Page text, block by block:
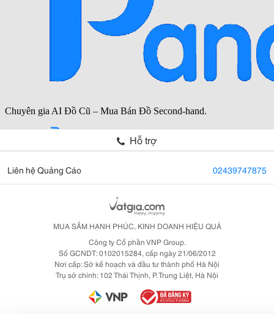
Hỗ trợ
Liên hệ Quảng Cáo 02439747875
MUA SẮM HẠNH PHÚC, KINH DOANH HIỆU QUẢ
Công ty Cổ phần VNP Group.
Số GCNDT: 0102015284, cấp ngày 21/06/2012
Nơi cấp: Sở kế hoạch và đầu tư thành phố Hà Nội
Trụ sở chính: 102 Thái Thịnh, P. Trung Liệt, Hà Nội